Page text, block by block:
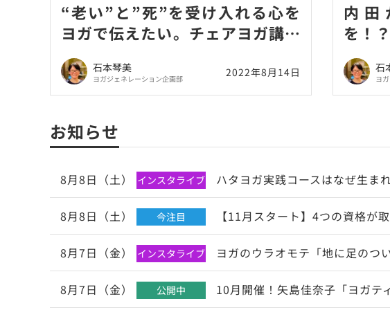
“老い”と”死”を受け入れる心を
ヨガで伝えたい。チェアヨガ講師
山田いずみインタビュー
石本琴美
ヨガジェネレーション企画部 2022年8月14日
内田
を！
チャ
石
ヨ
お知らせ
8月8日（土） インスタライブ ハタヨガ実践コースはなぜ生ま
8月8日（土） 今注目 【11月スタート】4つの資格が
8月7日（金） インスタライブ ヨガのウラオモテ「地に足のつ
8月7日（金） 公開中 10月開催！矢島佳奈子「ヨガ